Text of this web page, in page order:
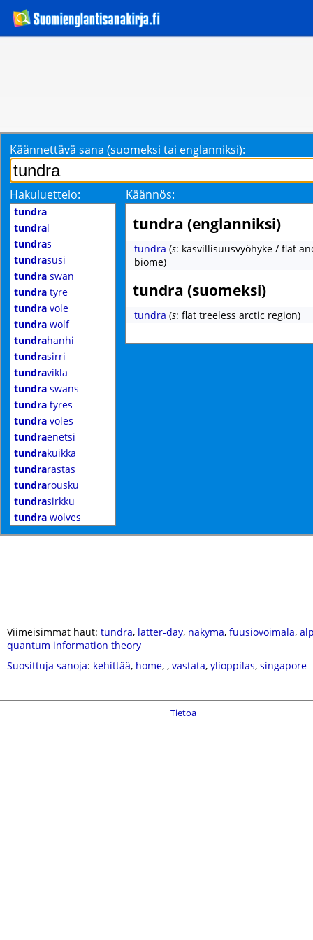
Käännettävä sana (suomeksi tai englanniksi):
Hakuluettelo: Käännös:
tundra
tundral
tundras
tundrasusi
tundra swan
tundra tyre
tundra vole
tundra wolf
tundrahanhi
tundrasirri
tundravikla
tundra swans
tundra tyres
tundra voles
tundraenetsi
tundrakuikka
tundrarastas
tundrarousku
tundrasirkku
tundra wolves
tundra (englanniksi)
tundra (s: kasvillisuusvyöhyke / flat
biome)
tundra (suomeksi)
tundra (s: flat treeless arctic region)
Viimeisimmät haut: tundra, latter-day, näkymä, fuusiovoimala,
quantum information theory
Suosittuja sanoja: kehittää, home, , vastata, ylioppilas, singapore
Tietoa